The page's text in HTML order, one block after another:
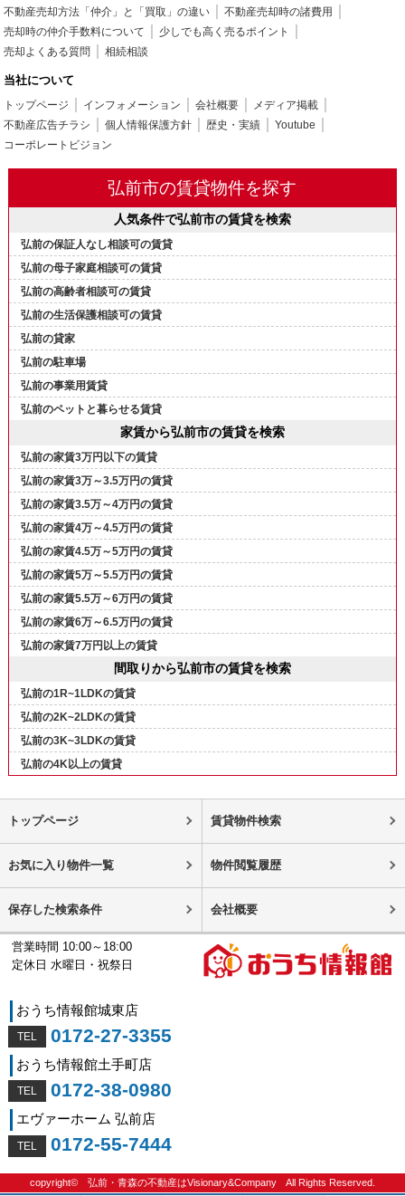
不動産売却方法「仲介」と「買取」の違い
不動産売却時の諸費用
売却時の仲介手数料について
少しでも高く売るポイント
売却よくある質問
相続相談
当社について
トップページ インフォメーション 会社概要
メディア掲載
不動産広告チラシ
個人情報保護方針 歴史・実績
Youtube
コーポレートビジョン
弘前市の賃貸物件を探す
人気条件で弘前市の賃貸を検索
弘前の保証人なし相談可の賃貸
弘前の母子家庭相談可の賃貸
弘前の高齢者相談可の賃貸
弘前の生活保護相談可の賃貸
弘前の貸家
弘前の駐車場
弘前の事業用賃貸
弘前のペットと暮らせる賃貸
家賃から弘前市の賃貸を検索
弘前の家賃3万円以下の賃貸
弘前の家賃3万～3.5万円の賃貸
弘前の家賃3.5万～4万円の賃貸
弘前の家賃4万～4.5万円の賃貸
弘前の家賃4.5万～5万円の賃貸
弘前の家賃5万～5.5万円の賃貸
弘前の家賃5.5万～6万円の賃貸
弘前の家賃6万～6.5万円の賃貸
弘前の家賃7万円以上の賃貸
間取りから弘前市の賃貸を検索
弘前の1R~1LDKの賃貸
弘前の2K~2LDKの賃貸
弘前の3K~3LDKの賃貸
弘前の4K以上の賃貸
トップページ 賃貸物件検索
お気に入り物件一覧 物件閲覧履歴
保存した検索条件 会社概要
営業時間 10:00～18:00
定休日 水曜日・祝祭日
おうち情報館城東店
0172-27-3355
おうち情報館土手町店
0172-38-0980
エヴァーホーム 弘前店
0172-55-7444
copyright© 弘前・青森の不動産はVisionary&Company All Rights Reserved.